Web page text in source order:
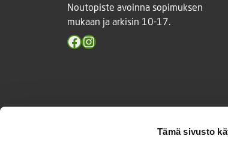
Tämä sivusto
Noutopiste avoinna sopimuksen
mukaan ja arkisin 10-17.
Facebook
Instagram